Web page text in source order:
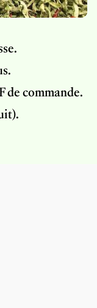
de commande.